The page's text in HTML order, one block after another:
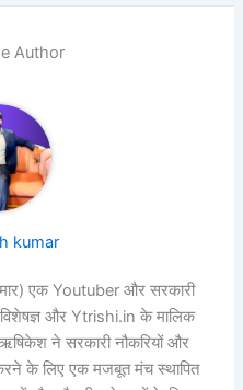
Author
kumar
एक Youtuber और सरकारी
और Ytrishi.in के मालिक
ने सरकारी नौकरियों और
के लिए एक मजबूत मंच स्थापित